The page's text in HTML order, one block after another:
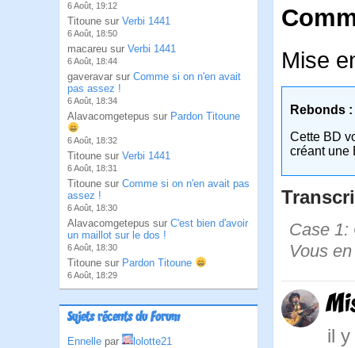
6 Août, 19:12
Titoune sur Verbi 1441
6 Août, 18:50
macareu sur Verbi 1441
6 Août, 18:44
gaveravar sur Comme si on n'en avait
pas assez !
6 Août, 18:34
Alavacomgetepus sur Pardon Titoune
6 Août, 18:32
Titoune sur Verbi 1441
6 Août, 18:31
Titoune sur Comme si on n'en avait pas
assez !
6 Août, 18:30
Alavacomgetepus sur C'est bien d'avoir
un maillot sur le dos !
6 Août, 18:30
Titoune sur Pardon Titoune
6 Août, 18:29
Sujets récents du Forum
Ennelle par
lolotte21
Mise
Rebonds :
Cette BD
créant une
Case 1:
Vous
il y